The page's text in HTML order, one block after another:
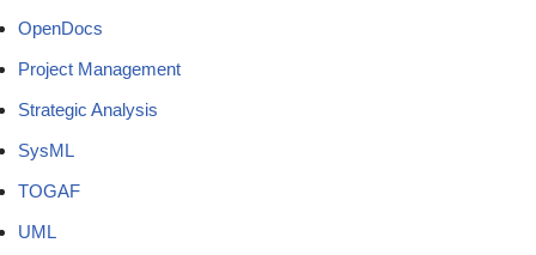
OpenDocs
Project Management
Strategic Analysis
SysML
TOGAF
UML